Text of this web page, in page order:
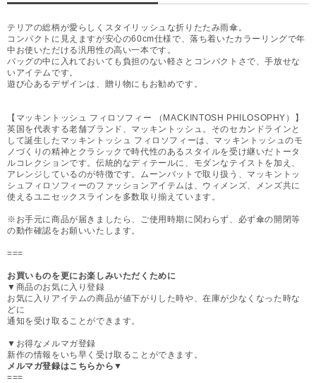
テリアの総柄が愛らしくスタイリッシュな折りたたみ雨傘。
コンパクトに見えますが安心の60cm仕様で、落ち着いたカラーリングで年
中お使いただける汎用性の高い一本です。
バッグの中に入れておいても負担のない軽さとコンパクトさで、手放せな
いアイテムです。
遊び心あるデザインは、贈り物にもお勧めです。
【マッキントッシュ フィロソフィー （MACKINTOSH PHILOSOPHY）】
英国を代表する老舗ブランド、マッキントッシュ。そのセカンドラインと
して誕生したマッキントッシュ フィロソフィーは、マッキントッシュのモ
ノづくりの精神とクラシックで時代性のあるスタイルを受け継いだトータ
ルコレクションです。伝統的なディテールに、モダンなテイストを加え、
アレンジしているのが特徴です。ムーンバットで取り扱う、マッキントッ
シュフィロソフィーのファッションアイテムは、ウィメンズ、メンズ共に
使えるユニセックスラインを多数取り揃えています。
※お手元に商品が届きましたら、ご使用時期に関わらず、必ず傘の開閉等
の動作確認をお願いいたします。
===
お買いものを更にお楽しみいただくために
▼商品のお気に入り登録
お気に入りアイテムの商品が値下がりした時や、在庫が少なくなった時な
どに
通知を受け取ることができます。
▼お得なメルマガ登録
新作の情報をいち早く受け取ることができます。
メルマガ登録はこちらから▼
===